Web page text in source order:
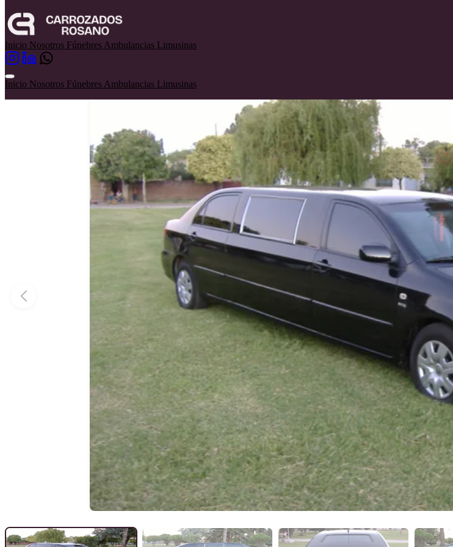
Inicio Nosotros Fúnebres Ambulancias Limusinas
Inicio Nosotros Fúnebres Ambulancias Limusinas
Limusinas
Toyota Corolla
Toyota Corolla